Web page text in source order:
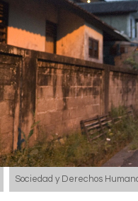
Sociedad y Derechos